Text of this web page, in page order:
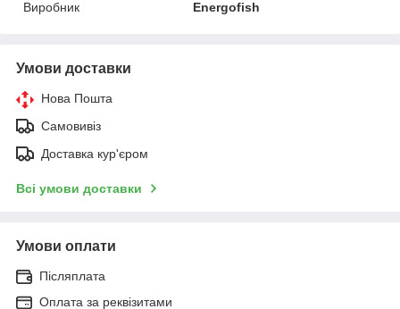
Виробник
Energofish
Умови доставки
Нова Пошта
Самовивіз
Доставка кур'єром
Всі умови доставки
Умови оплати
Післяплата
Оплата за реквізитами